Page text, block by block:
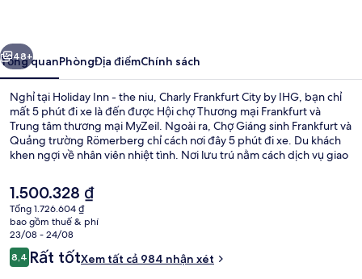
niu,
Charly
Frankfurt
City
by
Tiếp
48+
Tổng quanPhòngĐịa điểmChính sách
Nghỉ tại Holiday Inn - the niu, Charly Frankfurt City by IHG, bạn chỉ
mất 5 phút đi xe là đến được Hội chợ Thương mại Frankfurt và
Trung tâm thương mại MyZeil. Ngoài ra, Chợ Giáng sinh Frankfurt và
Quảng trường Römerberg chỉ cách nơi đây 5 phút đi xe. Du khách
khen ngợi về nhân viên nhiệt tình. Nơi lưu trú nằm cách dịch vụ giao
der Republik 2 phút và Ga U-Bahn Central 5 phút.
Giá
hiện
tại
là
1.500.328 ₫
1.500.328 ₫
Tổng 1.726.604 ₫
bao gồm thuế & phí
23/08 - 24/08
Nhận
xét
8,48,4 trên 10,
Rất tốtXem tất cả 984 nhận xét